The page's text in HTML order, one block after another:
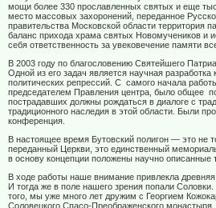
мощи более 330 прославленных святых и еще
место массовых захоронений, переданное
правительства Московской области территория
баланс прихода храма святых Новомучеников и
себя ответственность за увековечение памяти
В 2003 году по благословению Святейшего
Одной из его задач является научная
политических репрессий. С самого начала
председателем Правления центра, было общее
пострадавших должны рождаться в диалоге с
традиционного наследия в этой области. Были
конференция.
В настоящее время Бутовский полигон — это не
переданный Церкви, это единственный
в основу концепции положены научно описанные
В ходе работы наше внимание привлекла
И тогда же в поле нашего зрения попали
того, мы уже много лет дружим с Георгием
Соловецкого Спасо-Преображенского